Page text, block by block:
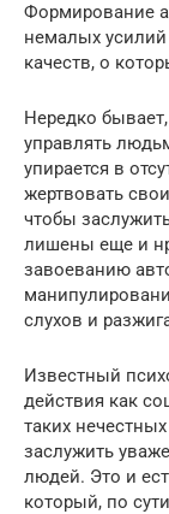
Формирование
немалых
качеств, о
Нередко
управлять
упирается в
жертвовать
чтобы
лишены еще и
завоеванию
слухов и
Известный
действия как
таких
заслужить
людей. Это и
который, по